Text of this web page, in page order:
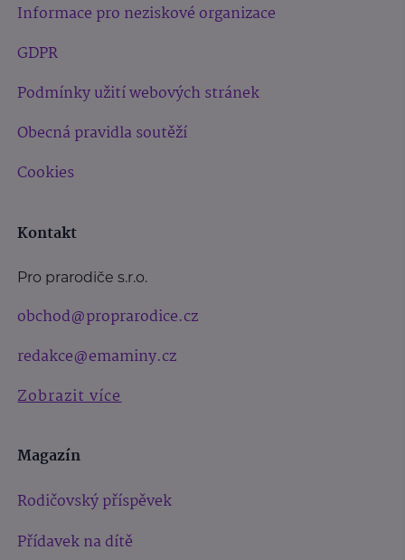
Informace pro neziskové organizace
GDPR
Podmínky užití webových stránek
Obecná pravidla soutěží
Cookies
Kontakt
Pro prarodiče s.r.o.
obchod@proprarodice.cz
redakce@emaminy.cz
Zobrazit více
Magazín
Rodičovský příspěvek
Přídavek na dítě